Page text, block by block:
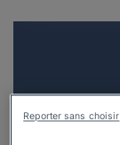
Vous
Reporter sans choisir